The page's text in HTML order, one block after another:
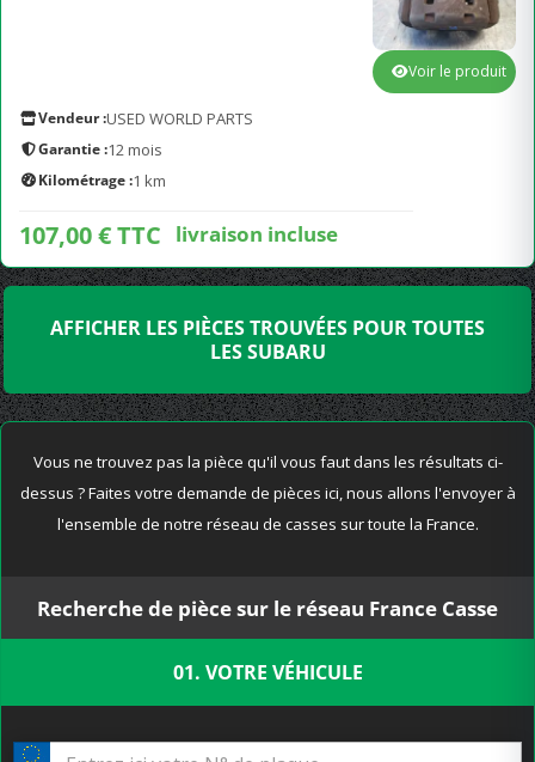
Vendeur :USED WORLD PARTS
Garantie :12 mois
Kilométrage :1 km
107,00 € TTC livraison incluse
Voir le produit
AFFICHER LES PIÈCES TROUVÉES POUR TOUTES
LES SUBARU
Vous ne trouvez pas la pièce qu'il vous faut dans les résultats ci-
dessus ? Faites votre demande de pièces ici, nous allons l'envoyer à
l'ensemble de notre réseau de casses sur toute la France.
Recherche de pièce sur le réseau France Casse
01. VOTRE VÉHICULE